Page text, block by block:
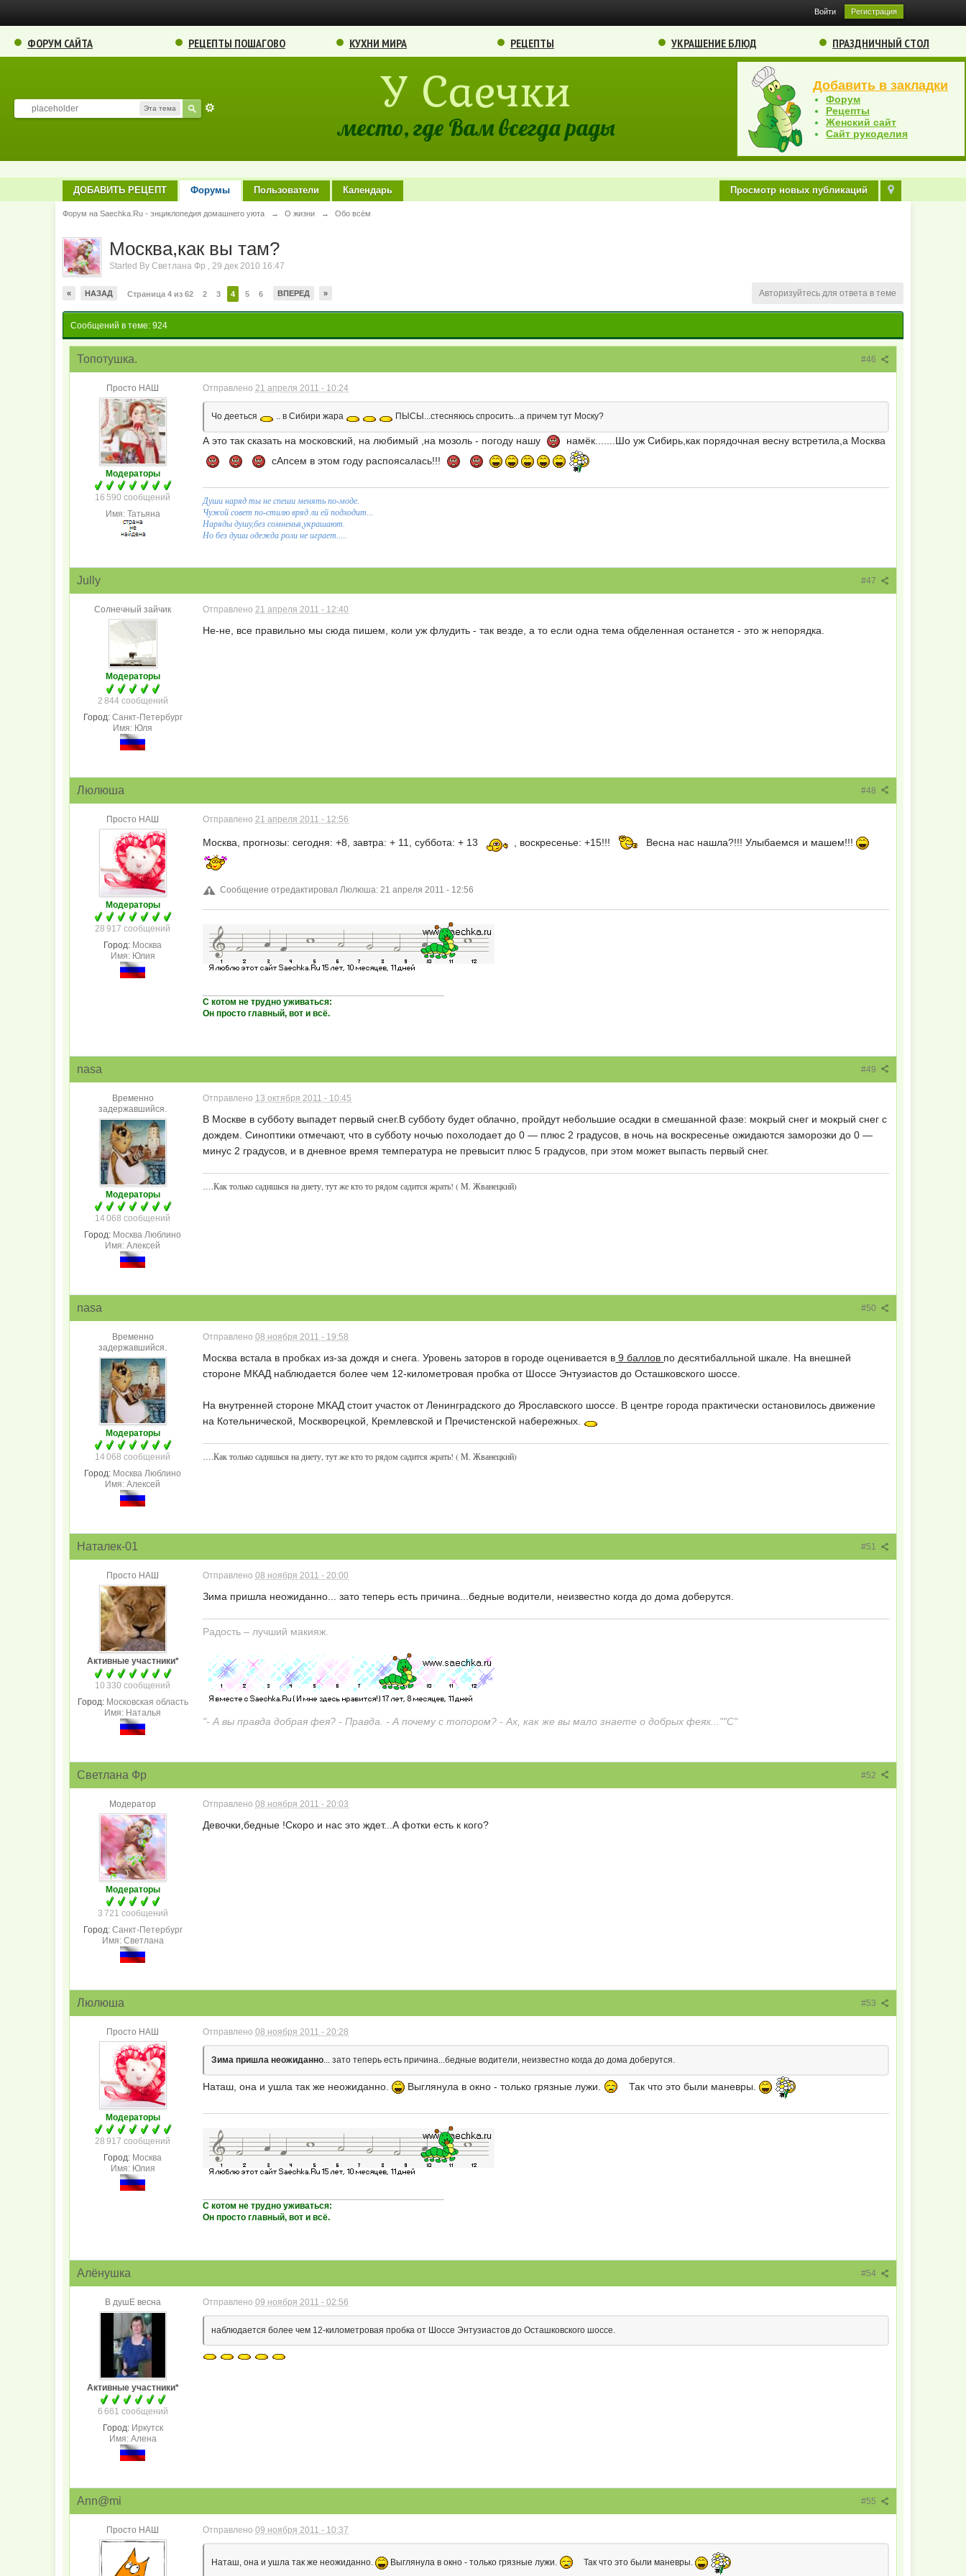
Войти Регистрация
ФОРУМ САЙТА РЕЦЕПТЫ ПОШАГОВО КУХНИ МИРА РЕЦЕПТЫ УКРАШЕНИЕ БЛЮД ПРАЗДНИЧНЫЙ СТОЛ
Эта тема У Саечки
место, где Вам всегда рады
Добавить в закладки
Форум
Рецепты
Женский сайт
Сайт рукоделия
Просмотр новых публикаций
ДОБАВИТЬ РЕЦЕПТ Форумы Пользователи Календарь
Форум на Saechka.Ru - энциклопедия домашнего уюта → О жизни → Обо всём
Москва,как вы там?
Started ByСветлана Фр ,29 дек 2010 16:47
« НАЗАД Страница 4 из 62 2 3 4 5 6 ВПЕРЕД » Авторизуйтесь для ответа в теме
Сообщений в теме: 924
#46
Топотушка.
Просто НАШ
Модераторы
16 590 сообщений
Имя: Татьяна
Отправлено21 апреля 2011 - 10:24
Чо дееться .. в Сибири жара ПЫСЫ...стесняюсь спросить...а причем тут Моску?
А это так сказать на московский, на любимый ,на мозоль - погоду нашу
намёк.......Шо уж Сибирь,как порядочная весну встретила,а Москва
сАпсем в этом году распоясалась!!!
Души наряд ты не спеши менять по-моде.
Чужой совет по-стилю вряд ли ей подходит...
Наряды душу,без сомненья,украшают.
Но без души одежда роли не играет.....
#47
Jully
Cолнечный зайчик
Модераторы
2 844 сообщений
Город: Санкт-Петербург
Имя: Юля
Отправлено21 апреля 2011 - 12:40
Не-не, все правильно мы сюда пишем, коли уж флудить - так везде, а то если одна тема обделенная останется - это ж непорядка.
#48
Люлюша
Просто НАШ
Модераторы
28 917 сообщений
Город: Москва
Имя: Юлия
Отправлено 21 апреля 2011 - 12:56
Москва, прогнозы: сегодня: +8, завтра: + 11, суббота: + 13 , воскресенье: +15!!! Весна нас нашла?!!! Улыбаемся и машем!!!
Сообщение отредактировал Люлюша: 21 апреля 2011 - 12:56
С котом не трудно уживаться:
Он просто главный, вот и всё.
#49
nasa
Временно
задержавшийся.
Модераторы
14 068 сообщений
Город: Москва Люблино
Имя: Алексей
Отправлено 13 октября 2011 - 10:45
В Москве в субботу выпадет первый снег.В субботу будет облачно, пройдут небольшие осадки в смешанной фазе: мокрый снег и мокрый снег с
дождем. Синоптики отмечают, что в субботу ночью похолодает до 0 — плюс 2 градусов, в ночь на воскресенье ожидаются заморозки до 0 —
минус 2 градусов, и в дневное время температура не превысит плюс 5 градусов, при этом может выпасть первый снег.
….Как только садишься на диету, тут же кто то рядом садится жрать! ( М. Жванецкий)
#50
nasa
Временно
задержавшийся.
Модераторы
14 068 сообщений
Город: Москва Люблино
Имя: Алексей
Отправлено08 ноября 2011 - 19:58
Москва встала в пробках из-за дождя и снега. Уровень заторов в городе оценивается в 9 баллов по десятибалльной шкале. На внешней
стороне МКАД наблюдается более чем 12-километровая пробка от Шоссе Энтузиастов до Осташковского шоссе.
На внутренней стороне МКАД стоит участок от Ленинградского до Ярославского шоссе. В центре города практически остановилось движение
на Котельнической, Москворецкой, Кремлевской и Пречистенской набережных.
….Как только садишься на диету, тут же кто то рядом садится жрать! ( М. Жванецкий)
#51
Наталек-01
Просто НАШ
Активные участники*
10 330 сообщений
Город: Московская область
Имя: Наталья
Отправлено08 ноября 2011 - 20:00
Зима пришла неожиданно... зато теперь есть причина...бедные водители, неизвестно когда до дома доберутся.
Радость – лучший макияж.
"- А вы правда добрая фея? - Правда. - А почему с топором? - Ах, как же вы мало знаете о добрых феях...""С"
#52
Светлана Фр
Модератор
Модераторы
3 721 сообщений
Город: Санкт-Петербург
Имя: Светлана
Отправлено08 ноября 2011 - 20:03
Девочки,бедные !Скоро и нас это ждет...А фотки есть к кого?
#53
Люлюша
Просто НАШ
Модераторы
28 917 сообщений
Город: Москва
Имя: Юлия
Отправлено08 ноября 2011 - 20:28
Зима пришла неожиданно... зато теперь есть причина...бедные водители, неизвестно когда до дома доберутся.
Наташ, она и ушла так же неожиданно. Выглянула в окно - только грязные лужи. Так что это были маневры.
С котом не трудно уживаться:
Он просто главный, вот и всё.
#54
Алёнушка
В душЕ весна
Активные участники*
6 661 сообщений
Город: Иркутск
Имя: Алена
Отправлено09 ноября 2011 - 02:56
наблюдается более чем 12-километровая пробка от Шоссе Энтузиастов до Осташковского шоссе.
#55
Ann@mi
Просто НАШ Отправлено09 ноября 2011 - 10:37
Наташ, она и ушла так же неожиданно. Выглянула в окно - только грязные лужи. Так что это были маневры.